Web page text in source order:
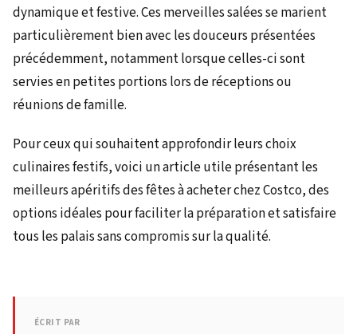
dynamique et festive. Ces merveilles salées se marient
particulièrement bien avec les douceurs présentées
précédemment, notamment lorsque celles-ci sont
servies en petites portions lors de réceptions ou
réunions de famille.
Pour ceux qui souhaitent approfondir leurs choix
culinaires festifs, voici un article utile présentant les
meilleurs apéritifs des fêtes à acheter chez Costco, des
options idéales pour faciliter la préparation et satisfaire
tous les palais sans compromis sur la qualité.
ÉCRIT PAR